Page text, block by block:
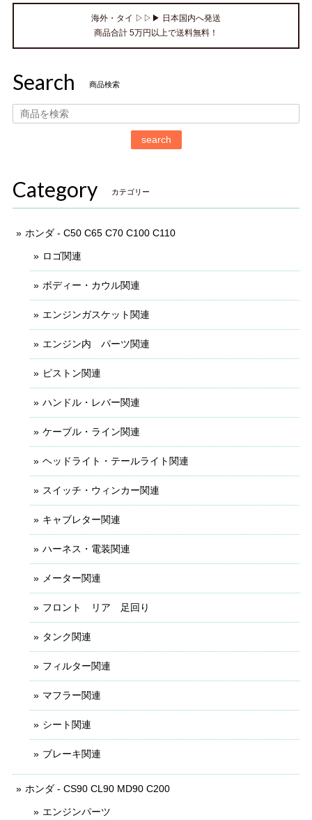
海外・タイ ▷▷▶ 日本国内へ発送
商品合計 5万円以上で送料無料！
Search 商品検索
search
Category カテゴリー
ホンダ - C50 C65 C70 C100 C110
ロゴ関連
ボディー・カウル関連
エンジンガスケット関連
エンジン内 パーツ関連
ピストン関連
ハンドル・レバー関連
ケーブル・ライン関連
ヘッドライト・テールライト関連
スイッチ・ウィンカー関連
キャブレター関連
ハーネス・電装関連
メーター関連
フロント リア 足回り
タンク関連
フィルター関連
マフラー関連
シート関連
ブレーキ関連
ホンダ - CS90 CL90 MD90 C200
エンジンパーツ